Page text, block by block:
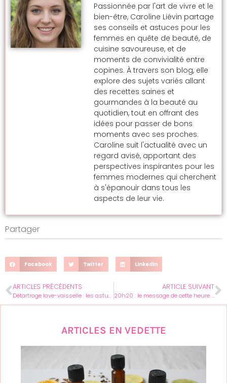
Passionnée par l'art de vivre et le
bien-être, Caroline Liévin partage
ses conseils et astuces pour les
femmes en quête de beauté, de
cuisine savoureuse, et de
moments de convivialité entre
copines. À travers son blog, elle
explore des sujets variés allant
des recettes saines et
gourmandes à la beauté au
quotidien, tout en offrant des
idées pour passer de bons
moments avec ses proches.
Caroline suit l'actualité avec un
regard avisé, apportant des
perspectives inspirantes pour les
femmes modernes qui cherchent
à s'épanouir dans tous les
aspects de leur vie.
Partager
Facebook Twitter LinkedIn
ARTICLES PRÉCÉDENTS
Détartrage lave-vaisselle : les astuces naturelles pour un appareil sans calcaire
ARTICLE SUIVANT
20h20 : le message de cette heure miroir pour votre équilibre
ARTICLES EN VEDETTE